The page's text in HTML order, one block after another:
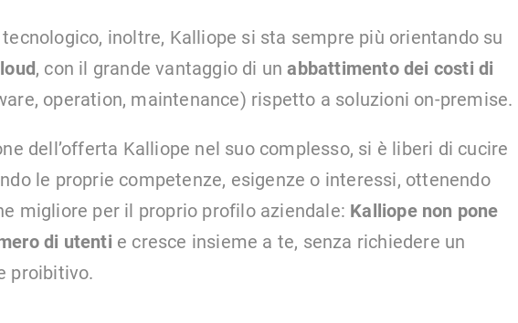
inoltre, Kalliope si sta sempre più orientando su
, con il grande vantaggio di unabbattimento dei costi di
operation, maintenance) rispetto a soluzioni on-premise.
dell’offerta Kalliope nel suo complesso, si è liberi di cucire
le proprie competenze, esigenze o interessi, ottenendo
migliore per il proprio profilo aziendale: Kalliope non pone
di utenti e cresce insieme a te, senza richiedere un
proibitivo.